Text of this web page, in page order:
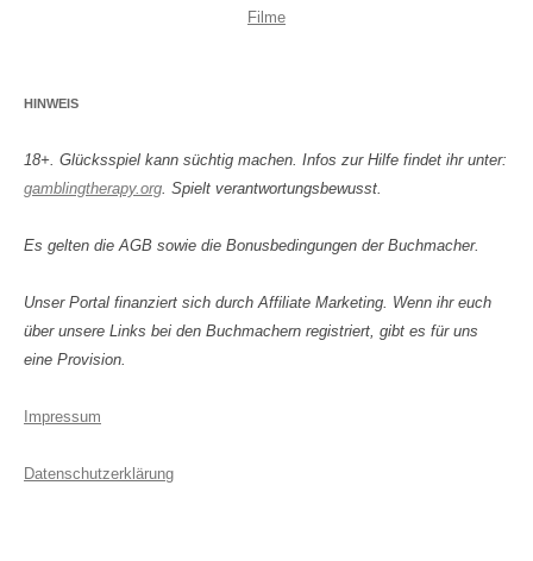
Filme
HINWEIS
18+. Glücksspiel kann süchtig machen. Infos zur Hilfe findet ihr unter:
gamblingtherapy.org. Spielt verantwortungsbewusst.
Es gelten die AGB sowie die Bonusbedingungen der Buchmacher.
Unser Portal finanziert sich durch Affiliate Marketing. Wenn ihr euch
über unsere Links bei den Buchmachern registriert, gibt es für uns
eine Provision.
Impressum
Datenschutzerklärung